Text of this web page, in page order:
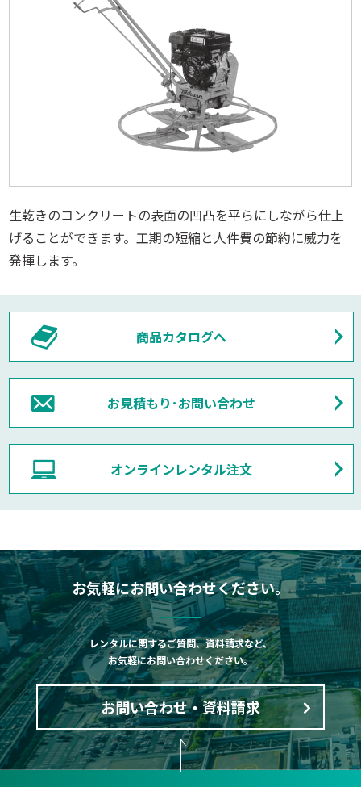
生乾きのコンクリートの表面の凹凸を平らにしながら仕上
げることができます。工期の短縮と人件費の節約に威力を
発揮します。
商品カタログへ
お見積もり･お問い合わせ
オンラインレンタル注文
お気軽にお問い合わせください。
レンタルに関するご質問、資料請求など、
お気軽にお問い合わせください。
お問い合わせ・資料請求